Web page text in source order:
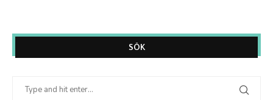
SÖK